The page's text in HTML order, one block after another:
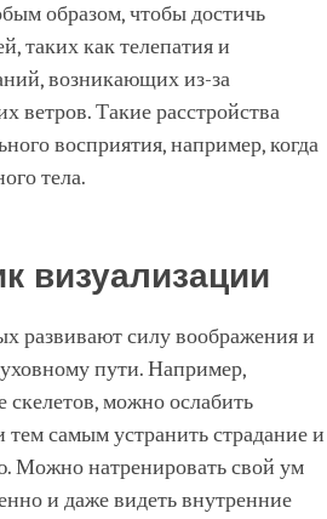
образом, чтобы достичь
таких как телепатия и
возникающих из-за
ветров. Такие расстройства
восприятия, например, когда
тела.
визуализации
развивают силу воображения и
пути. Например,
скелетов, можно ослабить
самым устранить страдание и
Можно натренировать свой ум
и даже видеть внутренние